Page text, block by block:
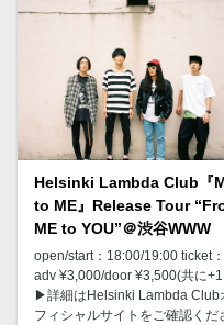
Helsinki Lambda Club『
to ME』Release Tour
ME to YOU”＠渋谷WWW
open/start：18:00/19:00 ticket：
adv ¥3,000/door ¥3,500(共に
▶︎詳細はHelsinki Lambda Club
フィシャルサイトをご確認くだ